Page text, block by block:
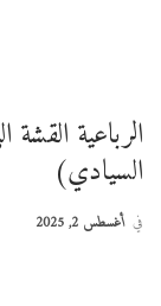
الرباعية
السيادي)
في أغسطس 2, 2025